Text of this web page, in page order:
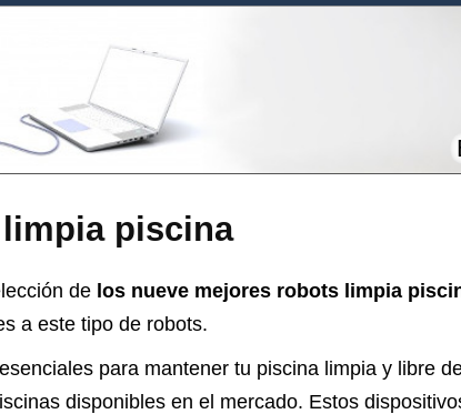
piscina
de los nueve mejores robots limpia
a este tipo de robots.
para mantener tu piscina limpia y libre
disponibles en el mercado. Estos